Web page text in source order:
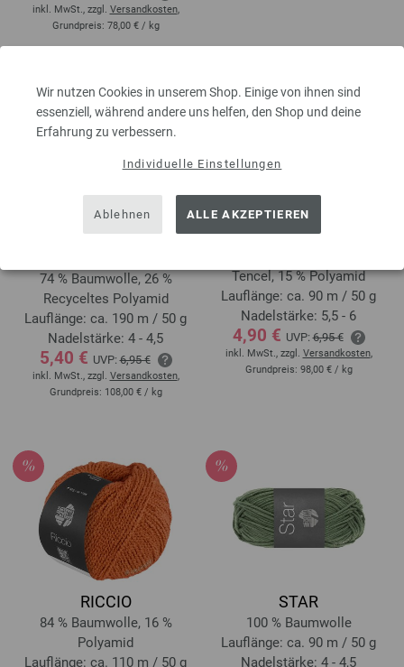
Wir nutzen Cookies in unserem Shop. Einige von ihnen sind
essenziell, während andere uns helfen, den Shop und deine
Erfahrung zu verbessern.
Individuelle Einstellungen
Ablehnen ALLE AKZEPTIEREN
inkl. MwSt., zzgl. Versandkosten,
Grundpreis: 78,00 € / kg
PER FORTUNA
74 % Baumwolle, 26 %
Recyceltes Polyamid
Lauflänge: ca. 190 m / 50 g
Nadelstärke: 4 - 4,5
5,40 € UVP:6,95 €
inkl. MwSt., zzgl. Versandkosten,
Grundpreis: 108,00 € / kg
PURO VEGANO
Tencel, 15 % Polyamid
Lauflänge: ca. 90 m / 50 g
Nadelstärke: 5,5 - 6
4,90 € UVP:6,95 €
inkl. MwSt., zzgl. Versandkosten,
Grundpreis: 98,00 € / kg
RICCIO
84 % Baumwolle, 16 %
Polyamid
Lauflänge: ca. 110 m / 50 g
STAR
100 % Baumwolle
Lauflänge: ca. 90 m / 50 g
Nadelstärke: 4 - 4,5